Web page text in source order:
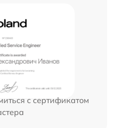
с сертификатом